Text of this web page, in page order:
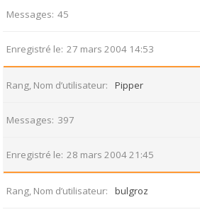
Messages 45
Enregistré le 27 mars 2004 14:53
Rang, Nom d’utilisateur Pipper
Messages 397
Enregistré le 28 mars 2004 21:45
Rang, Nom d’utilisateur bulgroz